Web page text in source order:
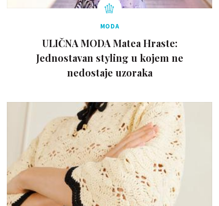
MODA
ULIČNA MODA Matea Hraste:
Jednostavan styling u kojem ne
nedostaje uzoraka